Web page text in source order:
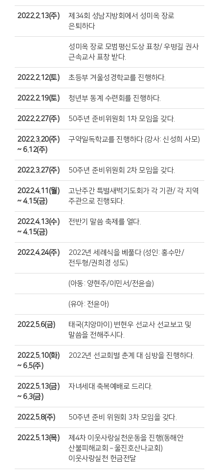
2022.2.13(주)
제34회 성남지방회에서 성미옥 장로
은퇴하다
성미옥 장로 모범평신도상 표창/ 우병길 권사
근속교사 표창 받다.
2022.2.12(토) 초등부 겨울성경학교를 진행하다.
2022.2.19(토) 청년부 동계 수련회를 진행하다.
2022.2.27(주) 50주년 준비위원회 1차 모임을 갖다.
2022.3.20(주)
~ 6.12(주)
구약일독학교를 진행하다 (강사: 신성희 사모)
2022.3.27(주) 50주년 준비위원회 2차 모임을 갖다.
2022.4.11(월)
~ 4.15(금)
고난주간 특별새벽기도회가 각 기관/ 각 지역
주관으로 진행되다.
2022.4.13(수)
~ 4.15(금)
전반기 말씀 축제를 열다.
2022.4.24(주)
2022년 세례식을 베풀다 (성인: 홍수만/
전두형/권희경 성도)
(아동: 양현주/이민서/전윤슬)
(유아: 전윤아)
2022.5.6(금)
태국(치앙마이) 변현우 선교사 선교보고 및
말씀을 전해주시다.
2022.5.10(화)
~ 6.5(주)
2022년 선교회별 춘계 대 심방을 진행하다.
2022.5.13(금)
~ 6.3(금)
자녀세대 축복예배로 드리다.
2022.5.8(주) 50주년 준비 위원회 3차 모임을 갖다.
2022.5.13(목)
제4차 이웃사랑실천운동을 진행(동해안
산불피해교회 – 울진호산나교회)
이웃사랑실천 헌금전달